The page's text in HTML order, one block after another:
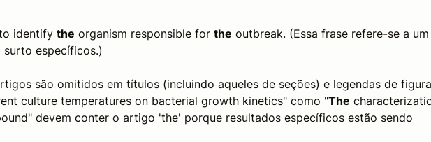
identify the organism responsible for the outbreak. (Essa frase refere-se a um
surto específicos.)
são omitidos em títulos (incluindo aqueles de seções) e legendas de
culture temperatures on bacterial growth kinetics" como "The
devem conter o artigo 'the' porque resultados específicos estão sendo